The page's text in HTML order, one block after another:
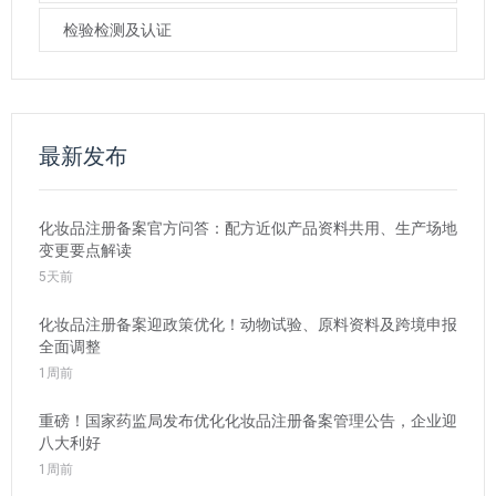
检验检测及认证
最新发布
化妆品注册备案官方问答：配方近似产品资料共用、生产场地
变更要点解读
5天前
化妆品注册备案迎政策优化！动物试验、原料资料及跨境申报
全面调整
1周前
重磅！国家药监局发布优化化妆品注册备案管理公告，企业迎
八大利好
1周前